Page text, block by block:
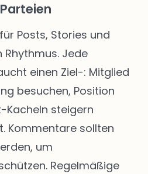
Posts, Stories und
Rhythmus. Jede
einen Ziel-: Mitglied
besuchen, Position
Kacheln steigern
Kommentare sollten
um
Regelmäßige